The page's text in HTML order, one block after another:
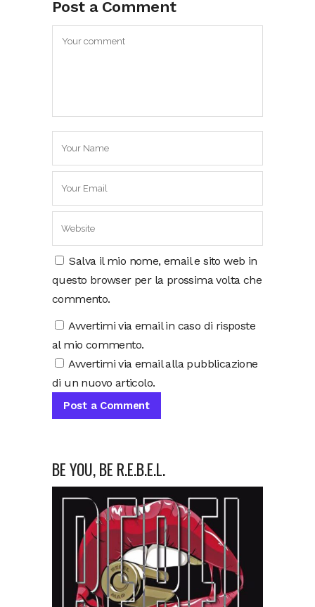
Post a Comment
Salva il mio nome, email e sito web in
questo browser per la prossima volta che
commento.
Avvertimi via email in caso di risposte
al mio commento.
Avvertimi via email alla pubblicazione
di un nuovo articolo.
BE YOU, BE R.E.B.E.L.